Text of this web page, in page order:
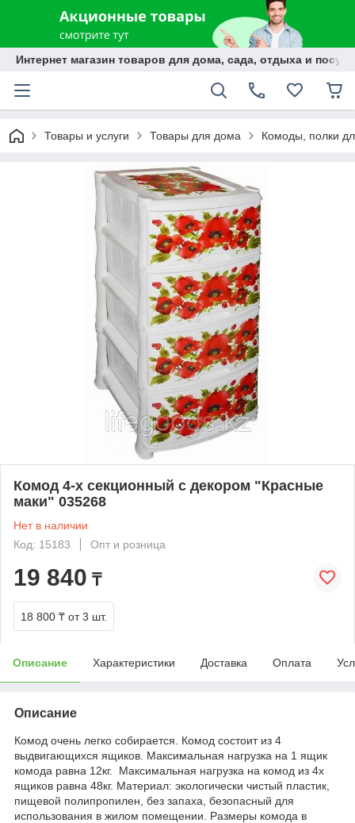
Интернет магазин товаров для дома, сада, отдыха и
Товары и услуги Товары для дома Комоды, полки
Комод 4-х секционный с декором "Красные
маки" 035268
Нет в наличии
Код: 15183
Опт и розница
19 840 ₸
18 800 ₸ от 3 шт.
Описание Характеристики Доставка Оплата
Описание
Комод очень легко собирается. Комод состоит из 4
выдвигающихся ящиков. Максимальная нагрузка на 1 ящик
комода равна 12кг. Максимальная нагрузка на комод из 4х
ящиков равна 48кг. Материал: экологически чистый пластик,
пищевой полипропилен, без запаха, безопасный для
использования в жилом помещении. Размеры комода в